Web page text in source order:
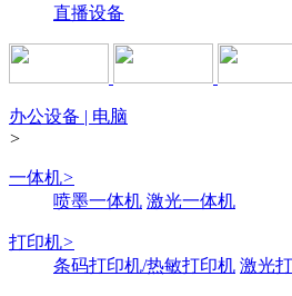
直播设备
办公设备 | 电脑
>
一体机>
喷墨一体机 激光一体机
打印机>
条码打印机/热敏打印机 激光